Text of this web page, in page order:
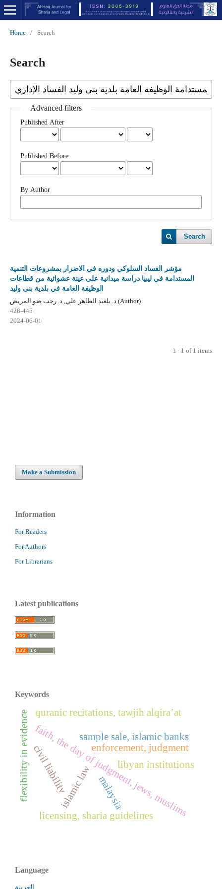
Home / Search
Search
Advanced filters
Published After
Published Before
By Author
Search
مؤشر الفساد السلوكي ودوره في الاضرار بمشروعات التنمية
المستدامة في ليبيا دراسة ميدانية على عينة عشوائية من قطاعات
الوظيفة العامة في بلدية بنى وليد
د. بلعيد الطاهر علي, د. رجب ضو المريض (Author)
428-445
2024-06-01
1 - 1 of 1 items
Make a Submission
Information
For Readers
For Authors
For Librarians
Latest publications
Keywords
faith, the day of judgment, jews, muslims
sample sale, islamic banks
malaysia
licensing, sharia guidelines
libyan institutions
islamic law
civil liability
quranic recitations, tawjih alqira’at
flexibility in evidence enforcement, judgment
Language
العربية